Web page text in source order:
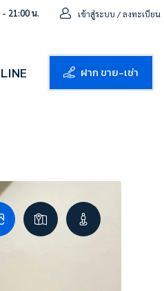
21:00 น. เข้าสู่ระบบ / ลงทะเบียน
LINE ฝาก ขาย-เช่า